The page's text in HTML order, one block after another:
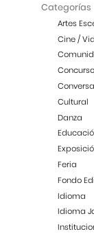
Categorías
Artes
Cine /
Cultural
Danza
Feria
Fondo
Idioma
Idioma